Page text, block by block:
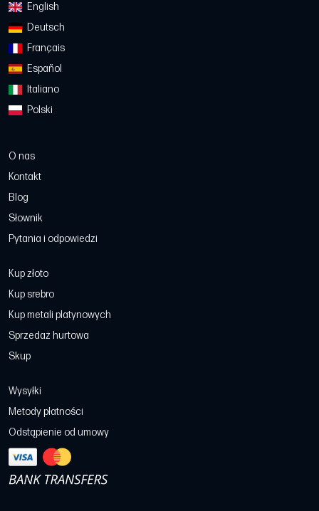
English
Deutsch
Français
Español
Italiano
Polski
O nas
Kontakt
Blog
Słownik
Pytania i odpowiedzi
Kup złoto
Kup srebro
Kup metali platynowych
Sprzedaż hurtowa
Skup
Wysyłki
Metody płatności
Odstąpienie od umowy